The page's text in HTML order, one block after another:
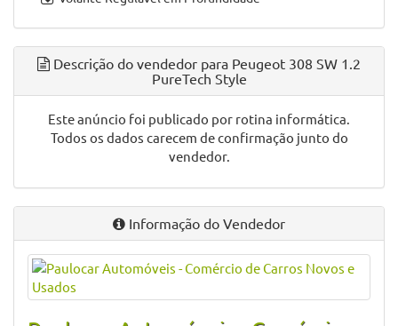
Sistema Isofix
Vidros Elétricos
Vidros Escurecidos
Volante em Pele
Volante Multifunções
Volante Regulável
Volante Regulável em Altura
Volante Regulável em Profundidade
Descrição do vendedor para Peugeot 308 SW 1.2
PureTech Style